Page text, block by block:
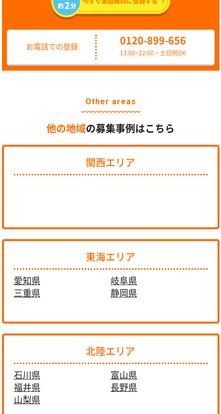
お電話での登録
0120-899-656
13:00~22:00・土日祝OK
Other areas
他の地域の募集事例はこちら
関西エリア
東海エリア
愛知県
岐阜県
三重県
静岡県
北陸エリア
石川県
富山県
福井県
長野県
山梨県